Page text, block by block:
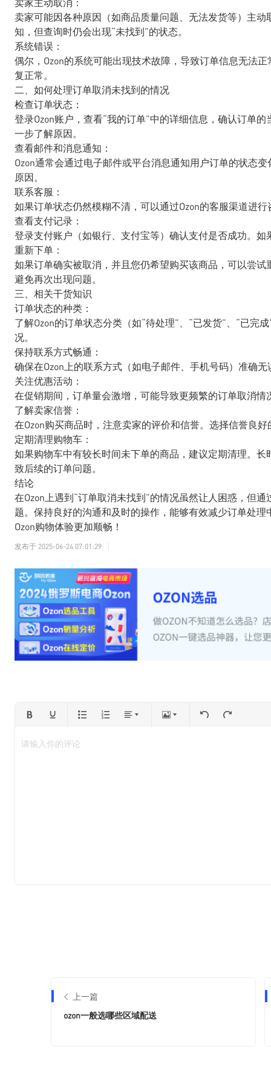
卖家可能因各种原因（如商品质量问题、无法发货等）主
知，但查询时仍会出现“未找到”的状态。
系统错误：
偶尔，Ozon的系统可能出现技术故障，导致订单信息无法
复正常。
二、如何处理订单取消未找到的情况
检查订单状态：
登录Ozon账户，查看“我的订单”中的详细信息，确认订单
一步了解原因。
查看邮件和消息通知：
Ozon通常会通过电子邮件或平台消息通知用户订单的状态
原因。
联系客服：
如果订单状态仍然模糊不清，可以通过Ozon的客服渠道进
查看支付记录：
登录支付账户（如银行、支付宝等）确认支付是否成功。
重新下单：
如果订单确实被取消，并且您仍希望购买该商品，可以尝
避免再次出现问题。
三、相关干货知识
订单状态的种类：
了解Ozon的订单状态分类（如“待处理”、“已发货”、“已完
况。
保持联系方式畅通：
确保在Ozon上的联系方式（如电子邮件、手机号码）准确
关注优惠活动：
在促销期间，订单量会激增，可能导致更频繁的订单取消
了解卖家信誉：
在Ozon购买商品时，注意卖家的评价和信誉。选择信誉良
定期清理购物车：
如果购物车中有较长时间未下单的商品，建议定期清理。
致后续的订单问题。
结论
在Ozon上遇到“订单取消未找到”的情况虽然让人困惑，但
题。保持良好的沟通和及时的操作，能够有效减少订单处
Ozon购物体验更加顺畅！
发布于 2025-06-24 07:01:29
请输入你的评论
上一篇
ozon一般选哪些区域配送